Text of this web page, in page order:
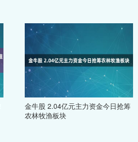
金牛股 2.04亿元主力资金今日抢筹
农林牧渔板块